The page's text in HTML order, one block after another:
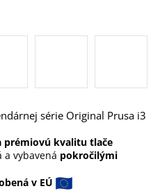
série Original Prusa i3
prémiovú kvalitu tlače
a vybavená pokročilými
v EÚ